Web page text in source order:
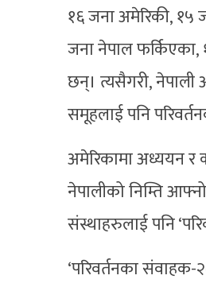
१६ जना अमेरिकी, १५
जना नेपाल फर्किएका,
छन्। त्यसैगरी,
समूहलाई पनि
अमेरिकामा अध्ययन र
नेपालीको निम्ति
संस्थाहरुलाई पनि
‘परिवर्तनका